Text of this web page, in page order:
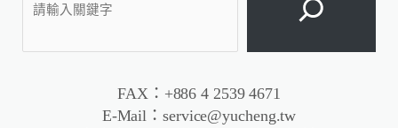
FAX：+886 4 2539 4671
E-Mail：service@yucheng.tw